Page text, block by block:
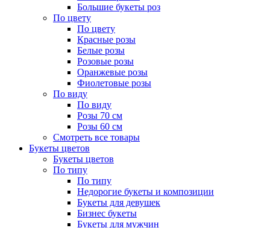
Большие букеты роз
По цвету
По цвету
Красные розы
Белые розы
Розовые розы
Оранжевые розы
Фиолетовые розы
По виду
По виду
Розы 70 см
Розы 60 см
Смотреть все товары
Букеты цветов
Букеты цветов
По типу
По типу
Недорогие букеты и композиции
Букеты для девушек
Бизнес букеты
Букеты для мужчин